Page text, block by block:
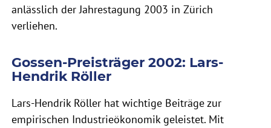
anlässlich der Jahrestagung 2003 in Zürich
verliehen.
Gossen-Preisträger 2002: Lars-
Hendrik Röller
Lars-Hendrik Röller hat wichtige Beiträge zur
empirischen Industrieökonomik geleistet. Mit